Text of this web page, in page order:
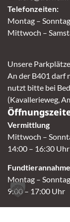
Telefonzeiten:
Montag –
Mittwoch –
Unsere
An der B401 darf
nutzt bitte bei
(Kavallerieweg,
Vermittlung
Mittwoch –
14:00 – 16:30 Uhr
Fundtierannahme
Montag – Sonntag
9:00 – 17:00 Uhr